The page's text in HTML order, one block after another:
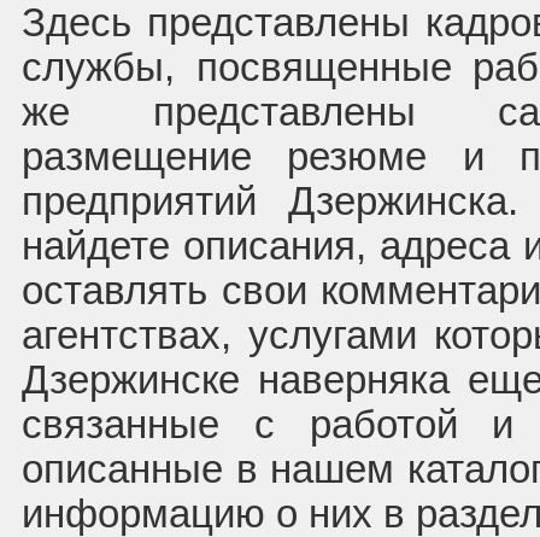
Здесь представлены
службы, посвященные
же представлены
размещение резюме и
предприятий
найдете описания,
оставлять свои
агентствах, услугами
Дзержинске наверняка
связанные с работой и
описанные в нашем
информацию о них в